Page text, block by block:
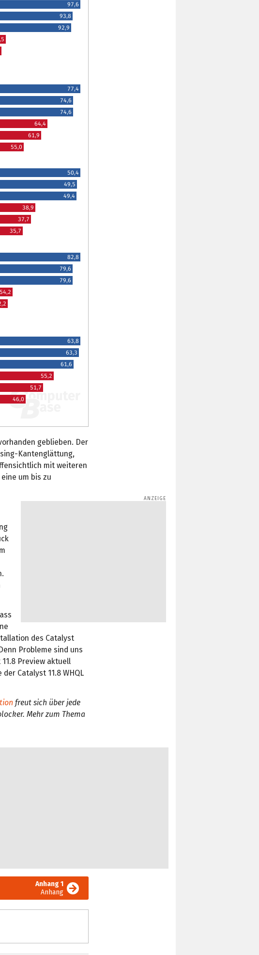
97,6
93,8
92,9
77,4
74,6
74,6
64,4
61,9
55,0
50,4
49,5
49,4
38,9
37,7
35,7
82,8
79,6
79,6
54,2
63,8
63,3
61,6
55,2
51,7
46,0
geblieben. Der
Kantenglättung,
mit weiteren
um bis zu
des Catalyst
Probleme sind uns
Preview aktuell
Catalyst 11.8 WHQL
freut sich über jede
Mehr zum Thema
Anhang 1
Anhang